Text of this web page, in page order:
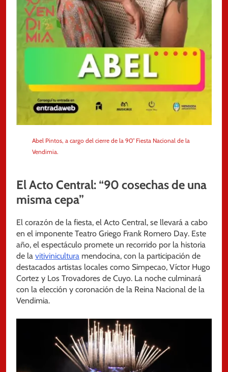
Abel Pintos, a cargo del cierre de la 90° Fiesta Nacional de la
Vendimia.
El Acto Central: “90 cosechas de una
misma cepa”
El corazón de la fiesta, el Acto Central, se llevará a cabo
en el imponente Teatro Griego Frank Romero Day. Este
año, el espectáculo promete un recorrido por la historia
de la vitivinicultura mendocina, con la participación de
destacados artistas locales como Simpecao, Víctor Hugo
Cortez y Los Trovadores de Cuyo. La noche culminará
con la elección y coronación de la Reina Nacional de la
Vendimia.